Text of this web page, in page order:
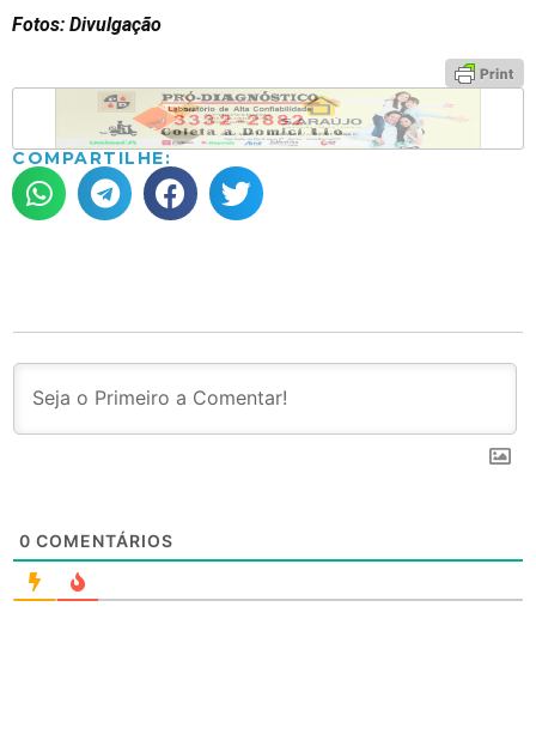
Fotos: Divulgação
COMPARTILHE:
0 COMENTÁRIOS